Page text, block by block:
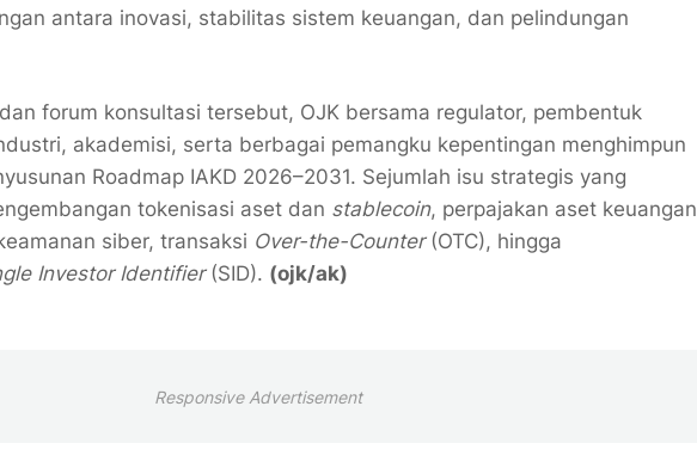
antara inovasi, stabilitas sistem keuangan, dan pelindungan
forum konsultasi tersebut, OJK bersama regulator, pembentuk
akademisi, serta berbagai pemangku kepentingan menghimpun
Roadmap IAKD 2026–2031. Sejumlah isu strategis yang
tokenisasi aset dan stablecoin, perpajakan aset keuangan
siber, transaksi Over-the-Counter(OTC), hingga
Investor Identifier(SID). (ojk/ak)
Responsive Advertisement